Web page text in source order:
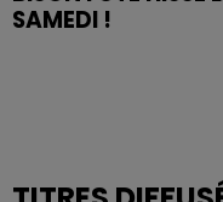
SAMEDI !